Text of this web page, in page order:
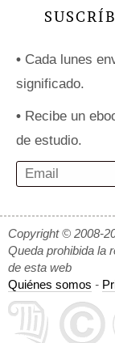
• Cada lunes
significado.
• Recibe un
de estudio.
Copyright © 2008-
Queda prohibida la
de esta web
Quiénes somos -